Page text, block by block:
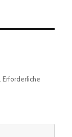
Erforderliche